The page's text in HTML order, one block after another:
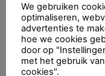
Fiesta Macumba
11:00 pm - 4:00 am
We gebruiken
optimaliseren,
advertenties te
hoe we cookies
door op
met het gebruik
cookies".